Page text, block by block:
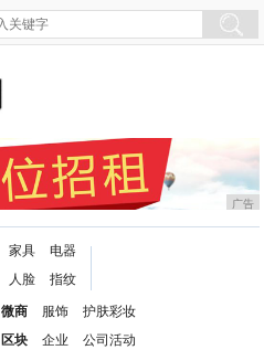
广告
家具
人脸
电器
指纹
微商
区块
服饰
企业
护肤彩妆
公司活动